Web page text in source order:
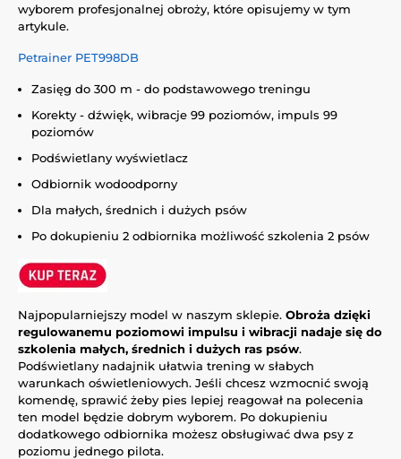
wyborem profesjonalnej obroży, które opisujemy w tym
artykule.
Petrainer PET998DB
Zasięg do 300 m - do podstawowego treningu
Korekty - dźwięk, wibracje 99 poziomów, impuls 99
poziomów
Podświetlany wyświetlacz
Odbiornik wodoodporny
Dla małych, średnich i dużych psów
Po dokupieniu 2 odbiornika możliwość szkolenia 2 psów
Najpopularniejszy model w naszym sklepie. Obroża dzięki
regulowanemu poziomowi impulsu i wibracji nadaje się do
szkolenia małych, średnich i dużych ras psów.
Podświetlany nadajnik ułatwia trening w słabych
warunkach oświetleniowych. Jeśli chcesz wzmocnić swoją
komendę, sprawić żeby pies lepiej reagował na polecenia
ten model będzie dobrym wyborem. Po dokupieniu
dodatkowego odbiornika możesz obsługiwać dwa psy z
poziomu jednego pilota.